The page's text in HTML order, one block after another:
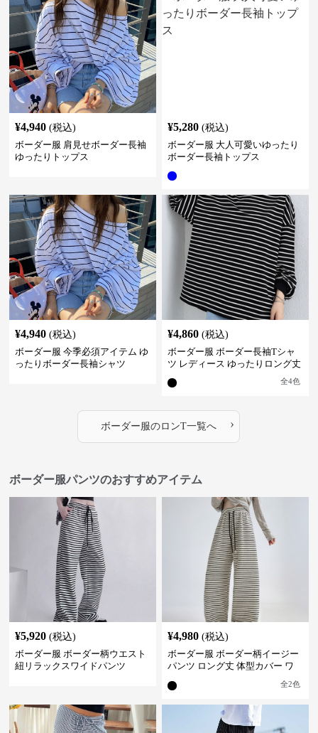
¥4,940 (税込)
ボーダー服 肩見せボーダー長袖
ゆったりトップス
¥5,280 (税込)
ボーダー服 大人可愛いゆったり
ボーダー長袖トップス
¥4,940 (税込)
ボーダー服 今季必須アイテム ゆ
ったりボーダー長袖シャツ
¥4,860 (税込)
ボーダー服 ボーダー長袖Tシャ
ツ レディース ゆったりロング丈
全4色
ボーダー服のロンT一覧へ ›
ボーダー服パンツのおすすめアイテム
¥5,920 (税込)
ボーダー服 ボーダー柄ウエスト
紐リラックスワイドパンツ
¥4,980 (税込)
ボーダー服 ボーダー柄イージー
パンツ ロング丈 体型カバー ワ
全2色